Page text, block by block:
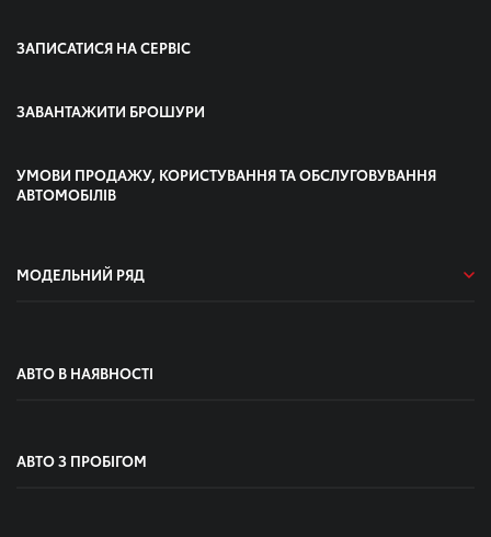
ЗАПИСАТИСЯ НА СЕРВІС
ЗАВАНТАЖИТИ БРОШУРИ
УМОВИ ПРОДАЖУ, КОРИСТУВАННЯ ТА ОБСЛУГОВУВАННЯ
АВТОМОБІЛІВ
МОДЕЛЬНИЙ РЯД
АВТО В НАЯВНОСТІ
АВТО З ПРОБІГОМ